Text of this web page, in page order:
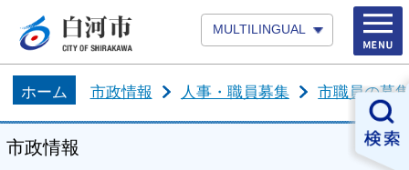
MULTILINGUAL
ホーム 市政情報 人事・職員募集 市職員の募
市政情報